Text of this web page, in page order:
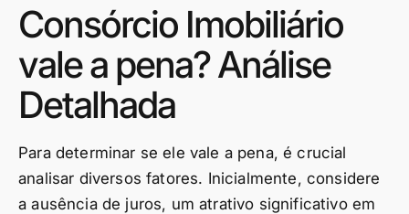
Consórcio Imobiliário
vale a pena? Análise
Detalhada
Para determinar se ele vale a pena, é crucial
analisar diversos fatores. Inicialmente, considere
a ausência de juros, um atrativo significativo em